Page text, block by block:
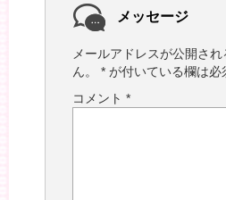
メッセージ
メールアドレスが公開さ
ん。
* が付いている欄は必
コメント *